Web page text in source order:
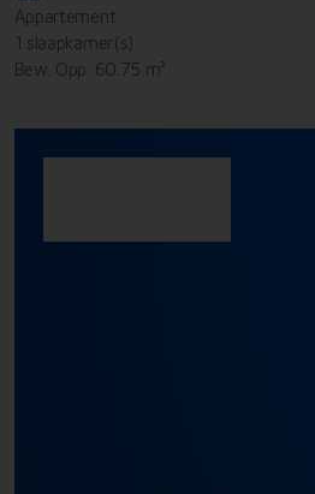
Appartement
1 slaapkamer(s)
Bew. Opp. 60.75 m²